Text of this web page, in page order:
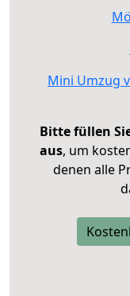
Mini Umzug
Bitte füllen
aus, um
denen alle